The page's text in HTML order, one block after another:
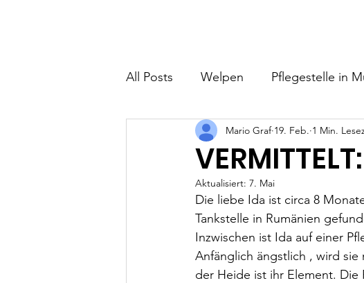
All Posts Welpen Pflegestelle in
Mario Graf 19. Feb. 1 Min.
Aktualisiert: 7. Mai
Die liebe Ida ist circa 8
Tankstelle in Rumänien
Inzwischen ist Ida auf einer
Anfänglich ängstlich , wird sie
der Heide ist ihr Element.